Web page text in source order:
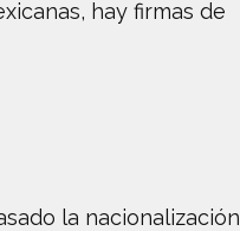
hay firmas de
la nacionalización